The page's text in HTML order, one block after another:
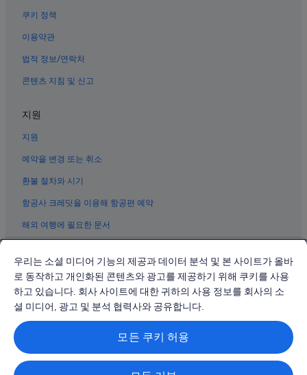
타이베이의 온수 욕조가 있는 호텔
타이베이시 북문 근처 호텔
브리즈 센터 근처 호텔
대만 미니어처 박물관 근처 호텔
스린 야시장 근처 호텔
타이베이 동구 근처 호텔
쿠키 정책
이용약관
법적 정보/연락처
콘텐츠 지침 및 신고
지원
지원
예약을 변경 또는 취소
환불 절차와 시기
항공사 크레딧을 이용해 항공편 예약
해외 여행에 필요한 문서
© 2026 Expedia, Inc., Expedia Group 계열사. All rights reserved.
Expedia 및 비행기 로고는 Expedia, Inc.의 상표 또는 등록 상표입니다.
분쟁 해결: 전화: 02-3480-0118, 이메일: travel@support.expedia.co.kr
트래블파트너익스체인지코리아 주식회사. 사업자등록번호: 821-88-01025
익스피디아트래블코리아 주식회사, 서울특별시 종로구 종로5길 7(청진동).
관광사업자등록번호: 제2016-000008호, 통신판매업신고번호: 2015-서울
우리는 소셜 미디어 기능의 제공과 데이터 분석 및 본 사이트가 올바
로 동작하고 개인화된 콘텐츠와 광고를 제공하기 위해 쿠키를 사용
하고 있습니다. 회사 사이트에 대한 귀하의 사용 정보를 회사의 소
셜 미디어, 광고 및 분석 협력사와 공유합니다.
모든 쿠키 허용